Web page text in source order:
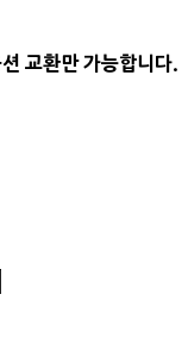
교환만 가능합니다.